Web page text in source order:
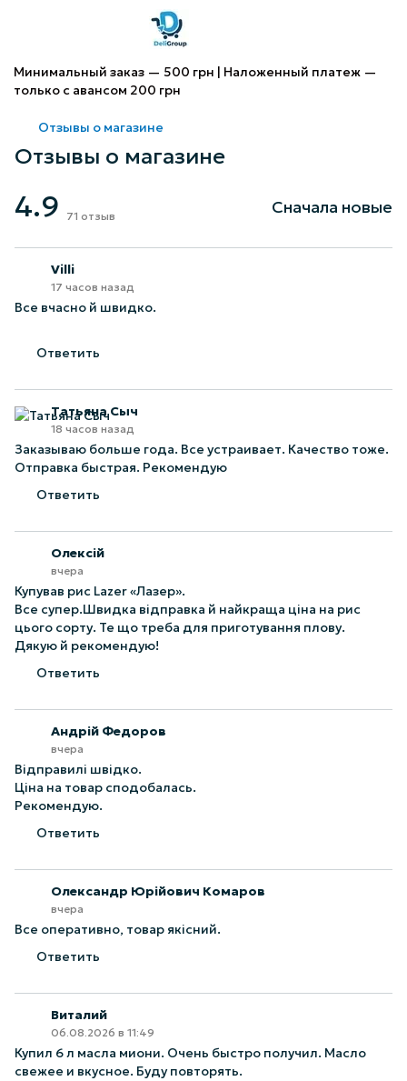
Минимальный заказ — 500 грн | Наложенный платеж —
только с авансом 200 грн
Отзывы о магазине
Отзывы о магазине
4.9 71 отзыв Сначала новые
Villi
17 часов назад
Все вчасно й швидко.
Ответить
Татьяна Сыч
18 часов назад
Заказываю больше года. Все устраивает. Качество тоже.
Отправка быстрая. Рекомендую
Ответить
Олексій
вчера
Купував рис Lazer «Лазер».
Все супер.Швидка відправка й найкраща ціна на рис
цього сорту. Те що треба для приготування плову.
Дякую й рекомендую!
Ответить
Андрій Федоров
вчера
Відправилі швідко.
Ціна на товар сподобалась.
Рекомендую.
Ответить
Олександр Юрійович Комаров
вчера
Все оперативно, товар якісний.
Ответить
Виталий
06.08.2026 в 11:49
Купил 6 л масла миони. Очень быстро получил. Масло
свежее и вкусное. Буду повторять.